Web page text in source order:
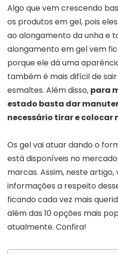
Algo que vem crescendo
os produtos em gel, pois
ao alongamento da unha e
alongamento em gel vem
porque ele dá uma
também é mais difícil de
esmaltes. Além disso, para
estado basta dar
necessário tirar e colocar
Os gel vai atuar dando o
está disponíveis no
marcas. Assim, neste
informações a respeito
ficando cada vez mais
além das 10 opções mais
atualmente. Confira!